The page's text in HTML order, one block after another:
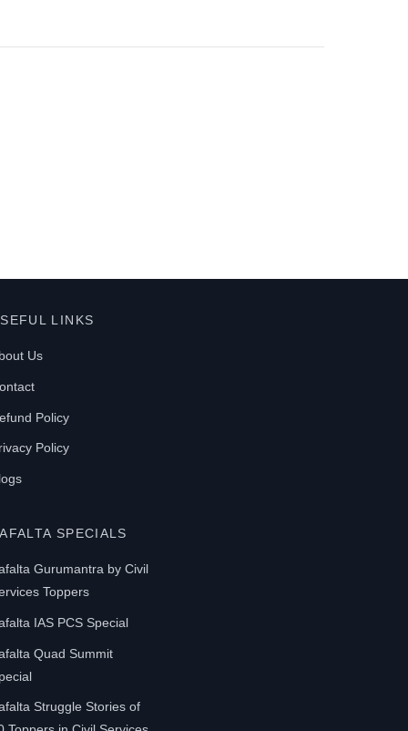
LINKS
Us
Policy
Policy
SPECIALS
Gurumantra by Civil
Toppers
IAS PCS Special
Quad Summit
Struggle Stories of